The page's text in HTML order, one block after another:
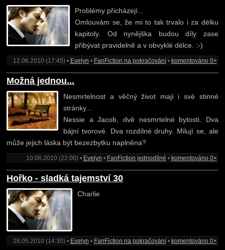
Problémy přicházejí...
Omlouvám se, že mi to tak trvalo i za délku
kapitoly. Od nynějška budou díly zase
přibývat pravidelně a v obvyklé délce. :-)
12.06.2010 (17:45) • Evelyn • FanFiction na pokračování• komentováno 0×
Možná jednou...
Nesmrtelnost a věčný život mají i své stinné
stránky...
Nessie a Jacob, dvě nesmrtelné bytosti. Dva
bájní tvorové. Dva rozdílné druhy. Milují se, ale
může jejich láska být bezezbytku naplněna?
10.06.2010 (22:00) • Evelyn • FanFiction jednodílné • komentováno 0×
Hořko - sladká tajemství 30
Charlie
28.05.2010 (14:30) • Evelyn • FanFiction na pokračování• komentováno 0×